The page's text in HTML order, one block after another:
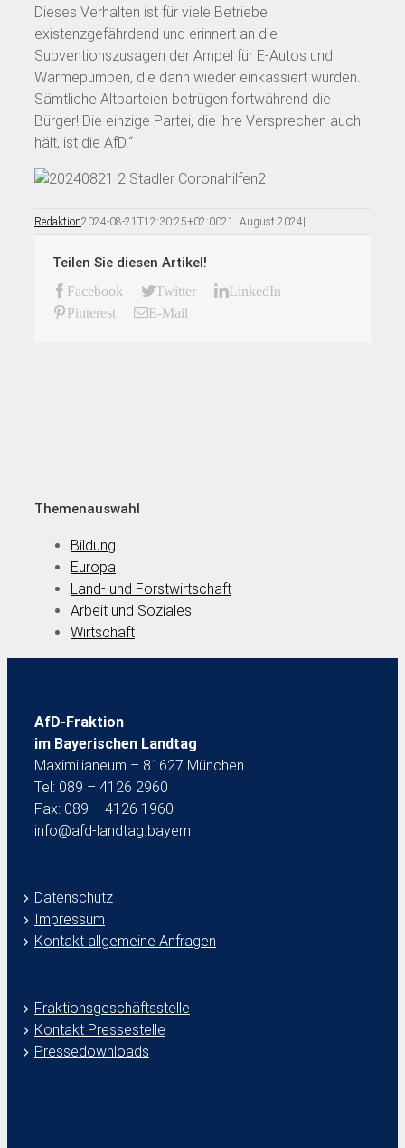
Dieses Verhalten ist für viele Betriebe
existenzgefährdend und erinnert an die
Subventionszusagen der Ampel für E-Autos und
Wärmepumpen, die dann wieder einkassiert wurden.
Sämtliche Altparteien betrügen fortwährend die
Bürger! Die einzige Partei, die ihre Versprechen auch
hält, ist die AfD.“
Redaktion2024-08-21T12:30:25+02:0021. August 2024|
Teilen Sie diesen Artikel!
Facebook Twitter
LinkedIn
Pinterest
E-Mail
Themenauswahl
Bildung
Europa
Land- und Forstwirtschaft
Arbeit und Soziales
Wirtschaft
AfD-Fraktion
im Bayerischen Landtag
Maximilianeum – 81627 München
Tel: 089 – 4126 2960
Fax: 089 – 4126 1960
info@afd-landtag.bayern
Datenschutz
Impressum
Kontakt allgemeine Anfragen
Fraktionsgeschäftsstelle
Kontakt Pressestelle
Pressedownloads